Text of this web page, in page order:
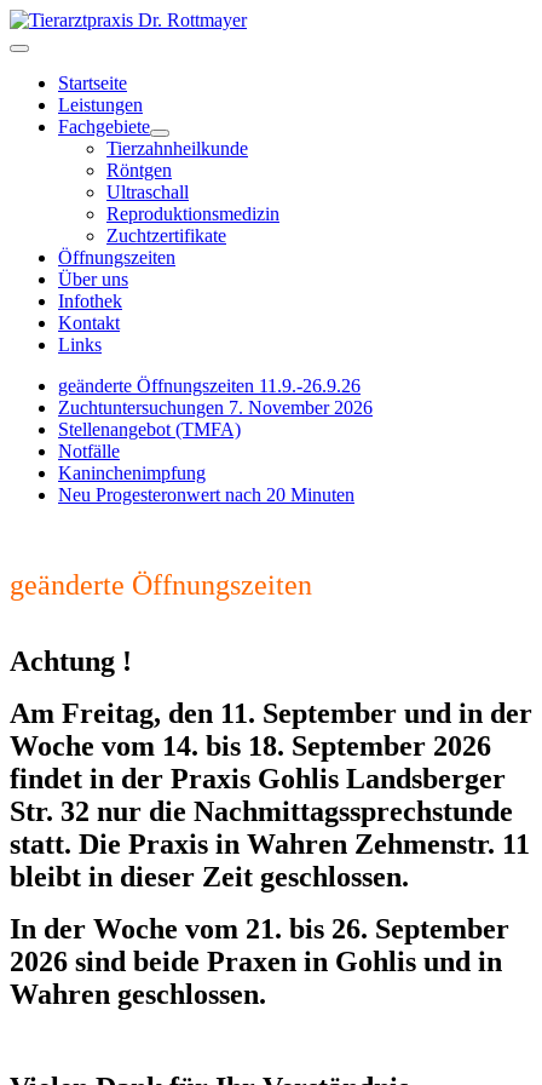
Startseite
Leistungen
Fachgebiete
Tierzahnheilkunde
Röntgen
Ultraschall
Reproduktionsmedizin
Zuchtzertifikate
Öffnungszeiten
Über uns
Infothek
Kontakt
Links
geänderte Öffnungszeiten 11.9.-26.9.26
Zuchtuntersuchungen 7. November 2026
Stellenangebot (TMFA)
Notfälle
Kaninchenimpfung
Neu Progesteronwert nach 20 Minuten
geänderte Öffnungszeiten
Achtung !
Am Freitag, den 11. September und in der
Woche vom 14. bis 18. September 2026
findet in der Praxis Gohlis Landsberger
Str. 32 nur die Nachmittagssprechstunde
statt. Die Praxis in Wahren Zehmenstr. 11
bleibt in dieser Zeit geschlossen.
In der Woche vom 21. bis 26. September
2026 sind beide Praxen in Gohlis und in
Wahren geschlossen.